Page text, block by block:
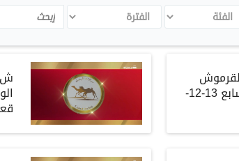
الفترة Search
13-12-
ش2